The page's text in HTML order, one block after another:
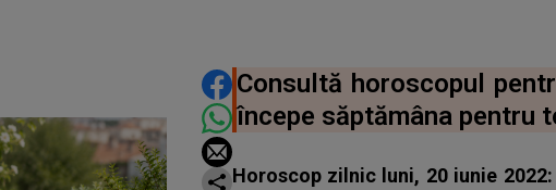
DISTRIBUIE ARTICOLUL
Consultă horoscopul
începe săptămâna pentru
Horoscop zilnic luni, 20 iunie 2022: